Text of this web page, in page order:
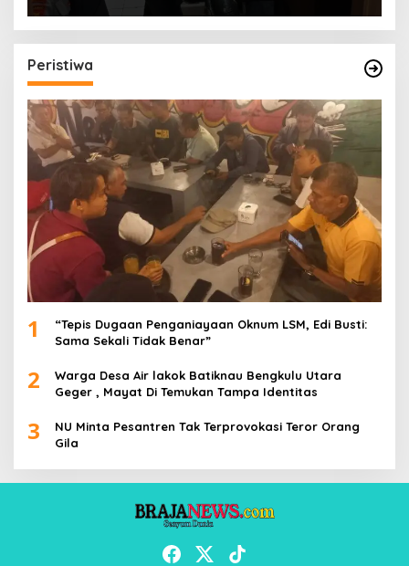
Peristiwa
1
“Tepis Dugaan Penganiayaan Oknum LSM, Edi Busti:
Sama Sekali Tidak Benar”
2
Warga Desa Air lakok Batiknau Bengkulu Utara
Geger , Mayat Di Temukan Tampa Identitas
3
NU Minta Pesantren Tak Terprovokasi Teror Orang
Gila